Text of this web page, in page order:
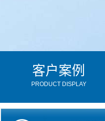
客户案例
PRODUCT DISPLAY